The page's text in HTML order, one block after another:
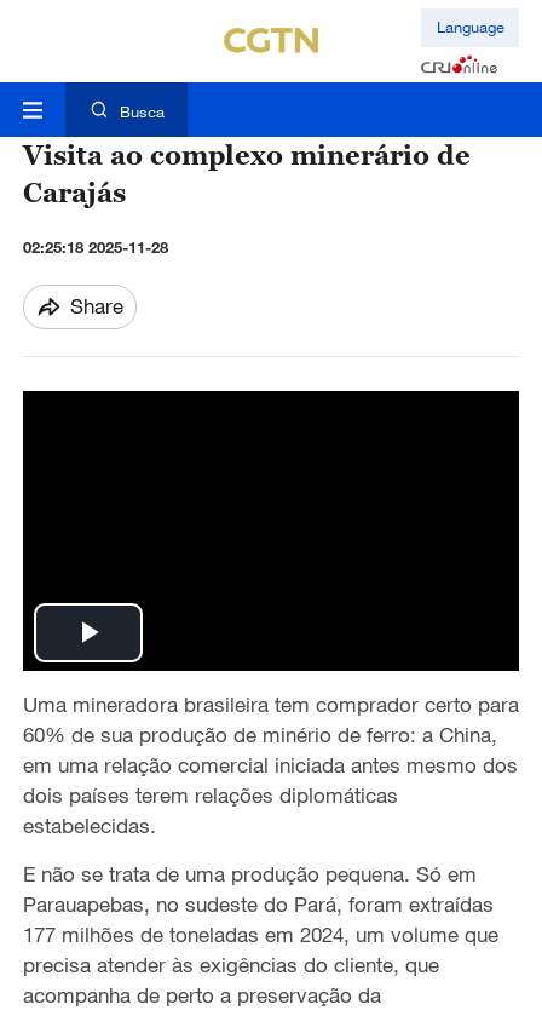
Language
Busca
Visita ao complexo minerário de
Carajás
02:25:18 2025-11-28
Share
P
l
a
y
V
i
d
Uma mineradora brasileira tem comprador certo para
60% de sua produção de minério de ferro: a China,
em umarelação comercial iniciada antes mesmo dos
dois países terem relações diplomáticas
estabelecidas.
E não se trata de uma produção pequena. Só em
Parauapebas, no sudeste do Pará, foram extraídas
177 milhões de toneladas em 2024, um volumeque
precisa atender às exigências do cliente, que
acompanha de perto a preservação da